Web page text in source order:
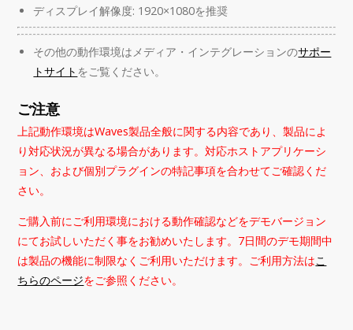
ディスプレイ解像度: 1920×1080を推奨
その他の動作環境はメディア・インテグレーションのサポー
トサイト をご覧ください。
ご注意
上記動作環境はWaves製品全般に関する内容であり、製品によ
り対応状況が異なる場合があります。対応ホストアプリケーシ
ョン、および個別プラグインの特記事項を合わせてご確認くだ
さい。
ご購入前にご利用環境における動作確認などをデモバージョン
にてお試しいただく事をお勧めいたします。7日間のデモ期間中
は製品の機能に制限なくご利用いただけます。ご利用方法はこ
ちらのページをご参照ください。